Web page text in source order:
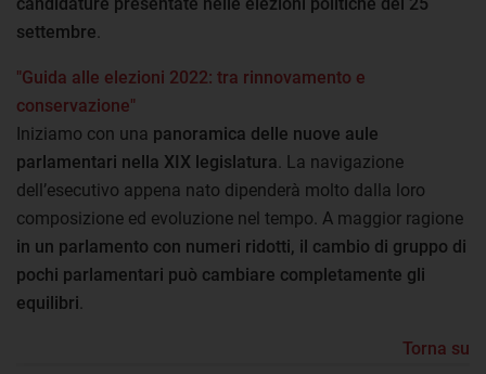
settembre
"Guida alle elezioni 2022: tra rinnovamento e
conservazione"
Iniziamo con una panoramica delle nuove aule
parlamentari nella XIX legislatura . La navigazione
dell’esecutivo appena nato dipenderà molto dalla loro
composizione ed evoluzione nel tempo. A maggior ragione
in un parlamento con numeri ridotti, il cambio di gruppo di
pochi parlamentari può cambiare completamente gli
equilibri
Torna su